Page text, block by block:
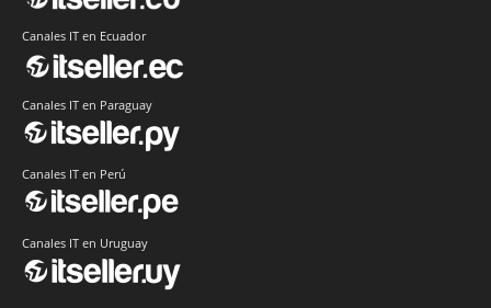
Canales IT en Ecuador
Canales IT en Paraguay
Canales IT en Perú
Canales IT en Uruguay